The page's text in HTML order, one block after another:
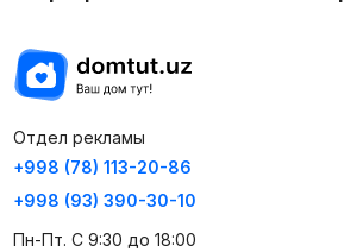
Отдел рекламы
+998 (78) 113-20-86
+998 (93) 390-30-10
Пн-Пт. С 9:30 до 18:00